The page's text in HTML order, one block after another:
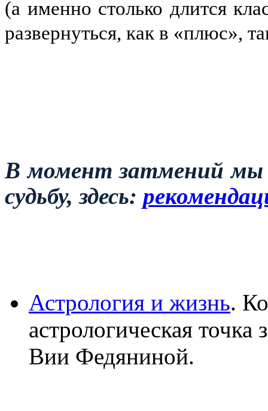
(а именно столько длится
развернуться, как в «плюс»,
В момент затмений мы
судьбу, здесь:
Астрология и жизнь.
астрологическая точка
Вии Федяниной.